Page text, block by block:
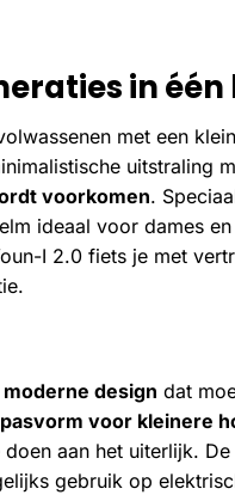
in één
met een
uitstraling
voorkomen.
ideaal voor dames
I 2.0 fiets je met
design dat
voor kleinere
aan het uiterlijk.
gebruik op